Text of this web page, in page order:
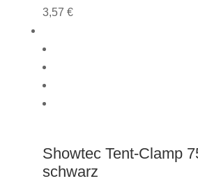
3,57 €
Showtec Tent-Clamp
schwarz